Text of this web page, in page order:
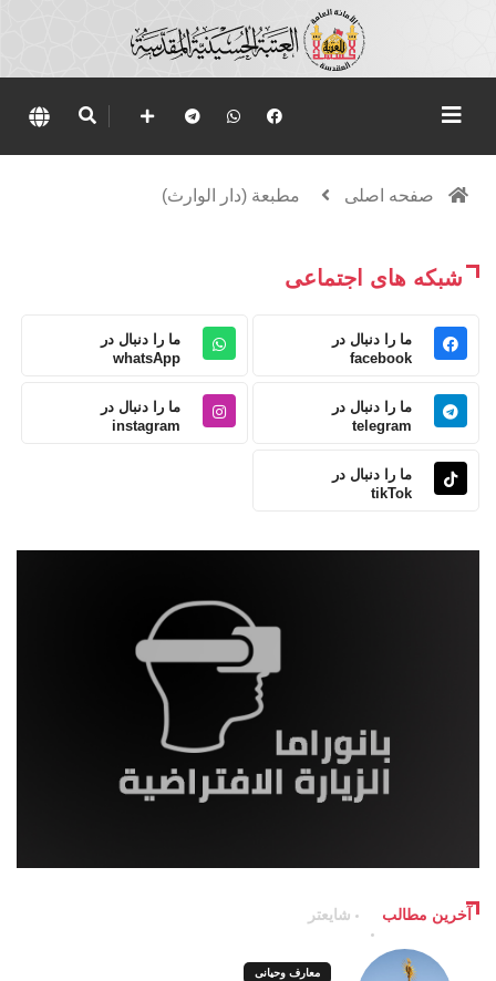
صفحه اصلی مطبعة (دار الوارث)
شبکه های اجتماعی
ما را دنبال در
facebook
ما را دنبال در
whatsApp
ما را دنبال در
telegram
ما را دنبال در
instagram
ما را دنبال در
tikTok
آخرین مطالب شایعتر
معارف وحیانی